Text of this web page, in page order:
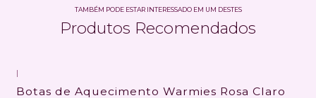
TAMBÉM PODE ESTAR INTERESSADO EM UM DESTES
Produtos Recomendados
|
Botas de Aquecimento Warmies Rosa Claro